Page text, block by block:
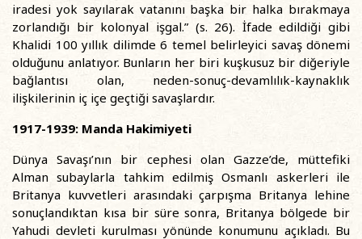
iradesi yok sayılarak vatanını başka bir halka bırakmaya
zorlandığı bir kolonyal işgal.” (s. 26). İfade edildiği gibi
Khalidi 100 yıllık dilimde 6 temel belirleyici savaş dönemi
olduğunu anlatıyor. Bunların her biri kuşkusuz bir diğeriyle
bağlantısı olan, neden-sonuç-devamlılık-kaynaklık
ilişkilerinin iç içe geçtiği savaşlardır.
1917-1939: Manda Hakimiyeti
Dünya Savaşı’nın bir cephesi olan Gazze’de, müttefiki
Alman subaylarla tahkim edilmiş Osmanlı askerleri ile
Britanya kuvvetleri arasındaki çarpışma Britanya lehine
sonuçlandıktan kısa bir süre sonra, Britanya bölgede bir
Yahudi devleti kurulması yönünde konumunu açıkladı. Bu